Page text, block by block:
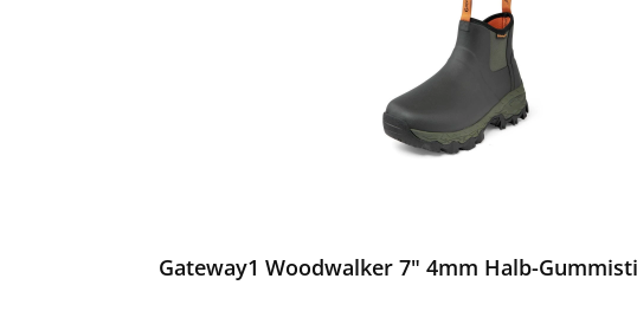
Gateway1 Woodwalker 7" 4mm Halb-